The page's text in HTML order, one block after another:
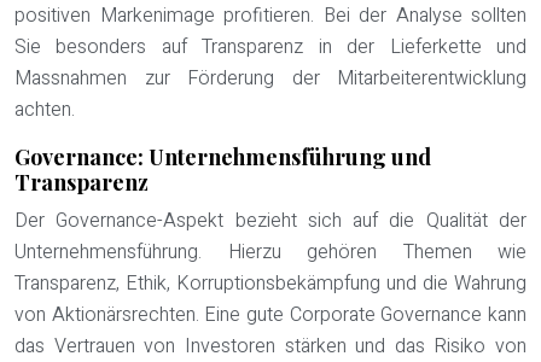
positiven Markenimage profitieren. Bei der Analyse sollten
Sie besonders auf Transparenz in der Lieferkette und
Massnahmen zur Förderung der Mitarbeiterentwicklung
achten.
Governance: Unternehmensführung und
Transparenz
Der Governance-Aspekt bezieht sich auf die Qualität der
Unternehmensführung. Hierzu gehören Themen wie
Transparenz, Ethik, Korruptionsbekämpfung und die Wahrung
von Aktionärsrechten. Eine gute Corporate Governance kann
das Vertrauen von Investoren stärken und das Risiko von